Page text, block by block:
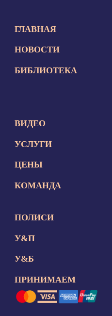
ГЛАВНАЯ
НОВОСТИ
БИБЛИОТЕКА
ВИДЕО
УСЛУГИ
ЦЕНЫ
КОМАНДА
ПОЛИСИ
У&П
У&Б
ПРИНИМАЕМ